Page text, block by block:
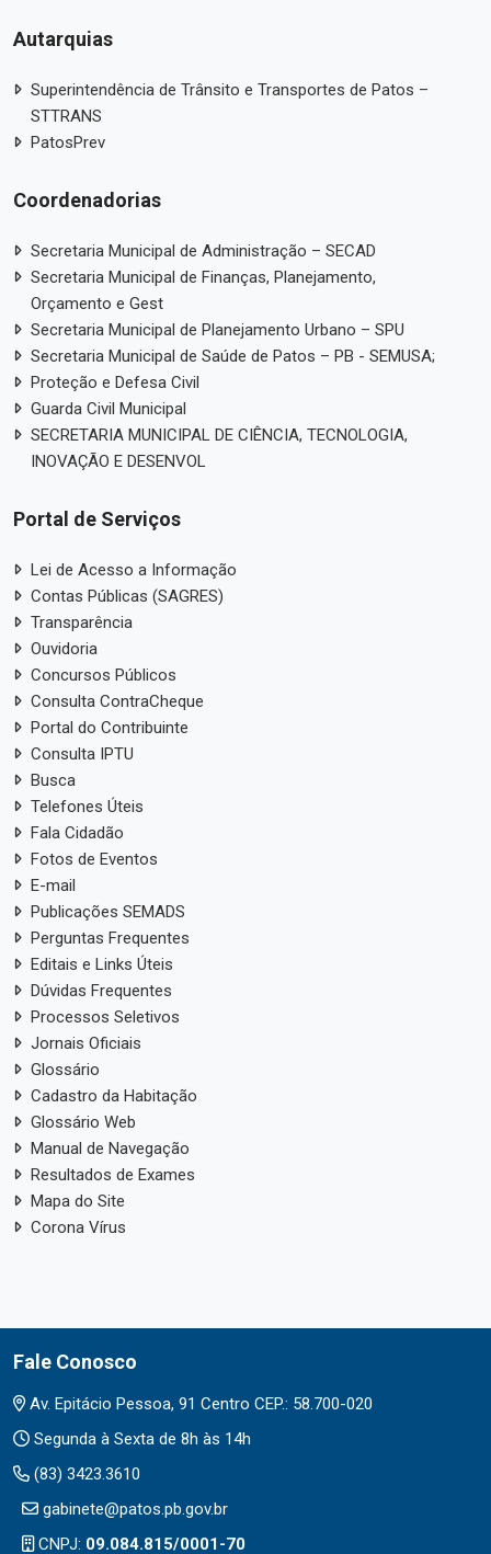
Autarquias
Superintendência de Trânsito e Transportes de Patos –
STTRANS
PatosPrev
Coordenadorias
Secretaria Municipal de Administração – SECAD
Secretaria Municipal de Finanças, Planejamento,
Orçamento e Gest
Secretaria Municipal de Planejamento Urbano – SPU
Secretaria Municipal de Saúde de Patos – PB - SEMUSA;
Proteção e Defesa Civil
Guarda Civil Municipal
SECRETARIA MUNICIPAL DE CIÊNCIA, TECNOLOGIA,
INOVAÇÃO E DESENVOL
Portal de Serviços
Lei de Acesso a Informação
Contas Públicas (SAGRES)
Transparência
Ouvidoria
Concursos Públicos
Consulta ContraCheque
Portal do Contribuinte
Consulta IPTU
Busca
Telefones Úteis
Fala Cidadão
Fotos de Eventos
E-mail
Publicações SEMADS
Perguntas Frequentes
Editais e Links Úteis
Dúvidas Frequentes
Processos Seletivos
Jornais Oficiais
Glossário
Cadastro da Habitação
Glossário Web
Manual de Navegação
Resultados de Exames
Mapa do Site
Corona Vírus
Fale Conosco
Av. Epitácio Pessoa, 91 Centro CEP.: 58.700-020
Segunda à Sexta de 8h às 14h
(83) 3423.3610
gabinete@patos.pb.gov.br
CNPJ: 09.084.815/0001-70